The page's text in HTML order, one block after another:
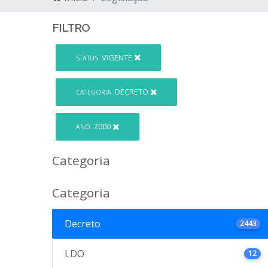
FILTRO
STATUS: VIGENTE
CATEGORIA: DECRETO
ANO: 2000
Categoria
Categoria
Decreto 2443
LDO 12